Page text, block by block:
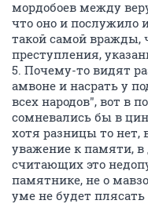
мордобоев между
что оно и послужило
такой самой вражды,
преступления,
5. Почему-то видят
амвоне и насрать у
всех народов", вот в
сомневались бы в
хотя разницы то нет,
уважение к памяти,
считающих это
памятнике, не о
уме не будет